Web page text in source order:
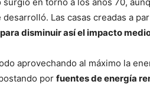
en torno a los años 70,
Las casas creadas a
para disminuir así el impacto
aprovechando al máximo la
por fuentes de energía